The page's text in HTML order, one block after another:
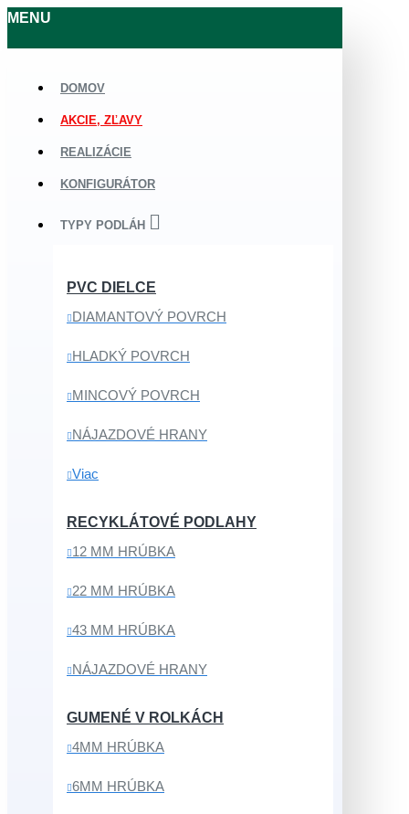
MENU
DOMOV
AKCIE, ZĽAVY
REALIZÁCIE
KONFIGURÁTOR
TYPY PODLÁH
PVC DIELCE
DIAMANTOVÝ POVRCH
HLADKÝ POVRCH
MINCOVÝ POVRCH
NÁJAZDOVÉ HRANY
Viac
RECYKLÁTOVÉ PODLAHY
12 MM HRÚBKA
22 MM HRÚBKA
43 MM HRÚBKA
NÁJAZDOVÉ HRANY
GUMENÉ V ROLKÁCH
4MM HRÚBKA
6MM HRÚBKA